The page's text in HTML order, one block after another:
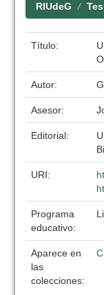
RIUdeG
Título:
Autor:
Asesor:
Editorial:
URI:
Programa
educativo:
Aparece en
las
colecciones: